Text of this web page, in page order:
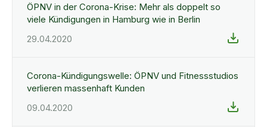
ÖPNV in der Corona-Krise: Mehr als doppelt so
viele Kündigungen in Hamburg wie in Berlin
29.04.2020
Corona-Kündigungswelle: ÖPNV und Fitnessstudios
verlieren massenhaft Kunden
09.04.2020